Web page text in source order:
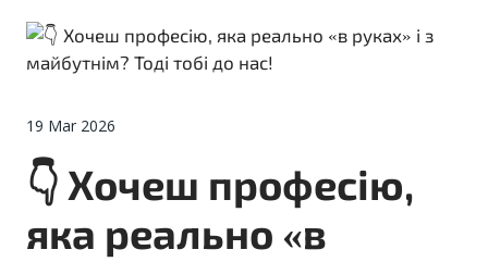
19 Mar 2026
👇 Хочеш професію,
яка реально «в